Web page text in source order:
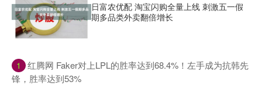
日富农优配 淘宝闪购全量上线 刺激五一假
期多品类外卖翻倍增长
1
​红腾网 Faker对上LPL的胜率达到68.4%！左手成为抗韩先
锋，胜率达到53%